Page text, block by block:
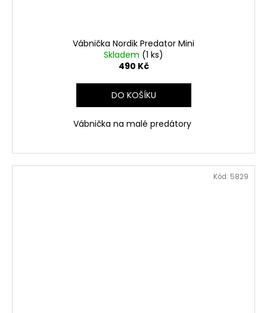
Vábnička Nordik Predator Mini
Skladem (1 ks)
490 Kč
DO KOŠÍKU
Vábnička na malé predátory
Kód: 5829